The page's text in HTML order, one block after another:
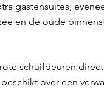
gastensuites,
en de oude
schuifdeuren
over een